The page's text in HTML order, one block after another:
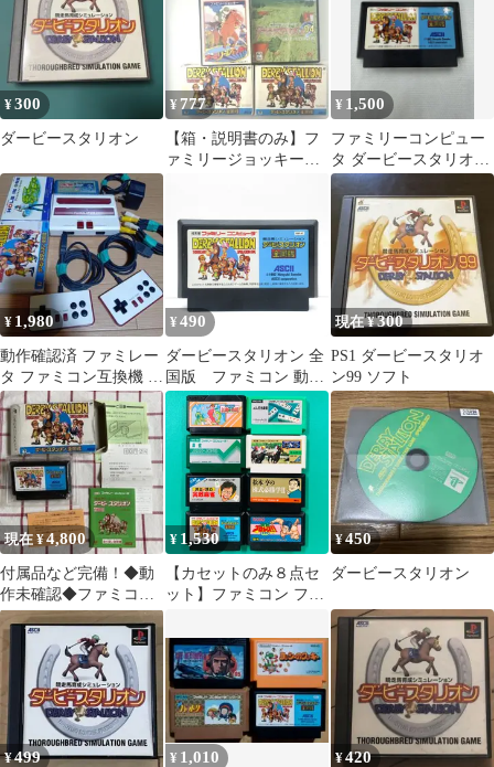
¥300
ダービースタリオン
¥ 777
【箱・説明書のみ】フ
ァミリージョッキー・
¥ 1,500
ファミリーコンピュー
タ ダービースタリオン
全国版
¥ 1,980
動作確認済 ファミレー
タ ファミコン互換機 ダ
ビスタ等ソフト3本セッ
ト
¥ 490
ダービースタリオン 全
国版 ファミコン 動作
確認済み FC
現在 ¥300
PS1 ダービースタリオ
ン99 ソフト
現在 ¥4,800
付属品など完備！◆動
作未確認◆ファミコ
ン ダービースタリオ
ン全国版
¥ 1,530
【カセットのみ８点セ
ット】ファミコン ファ
海への道 4人打ち麻雀
麻雀 競馬シミュレーシ
ョン本命 井出洋介名人
の実践麻雀 松本亨の株
式必勝学II ダービース
タリオン 全国版 激闘プ
ロレス 闘魂伝説 FC
¥450
ダービースタリオン
¥499 ¥ 1,010 ¥420